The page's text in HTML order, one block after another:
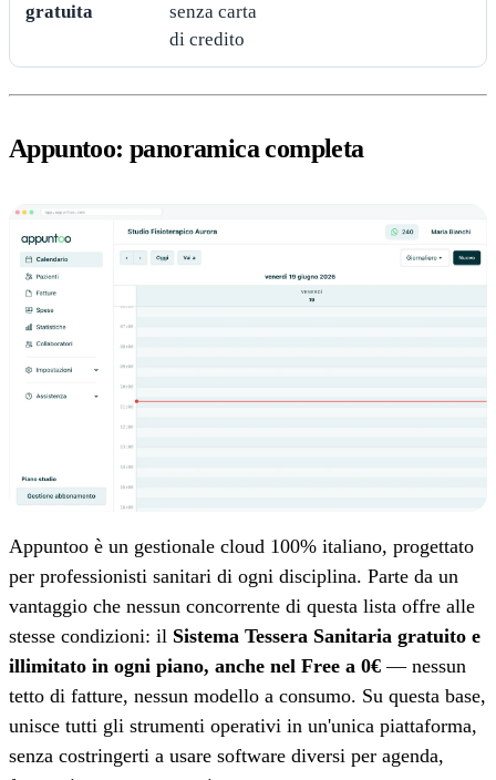
gratuita
senza carta
di credito
Appuntoo: panoramica completa
Appuntoo è un gestionale cloud 100% italiano, progettato
per professionisti sanitari di ogni disciplina. Parte da un
vantaggio che nessun concorrente di questa lista offre alle
stesse condizioni: il Sistema Tessera Sanitaria gratuito e
illimitato in ogni piano, anche nel Free a 0€ — nessun
tetto di fatture, nessun modello a consumo. Su questa base,
unisce tutti gli strumenti operativi in un'unica piattaforma,
senza costringerti a usare software diversi per agenda,